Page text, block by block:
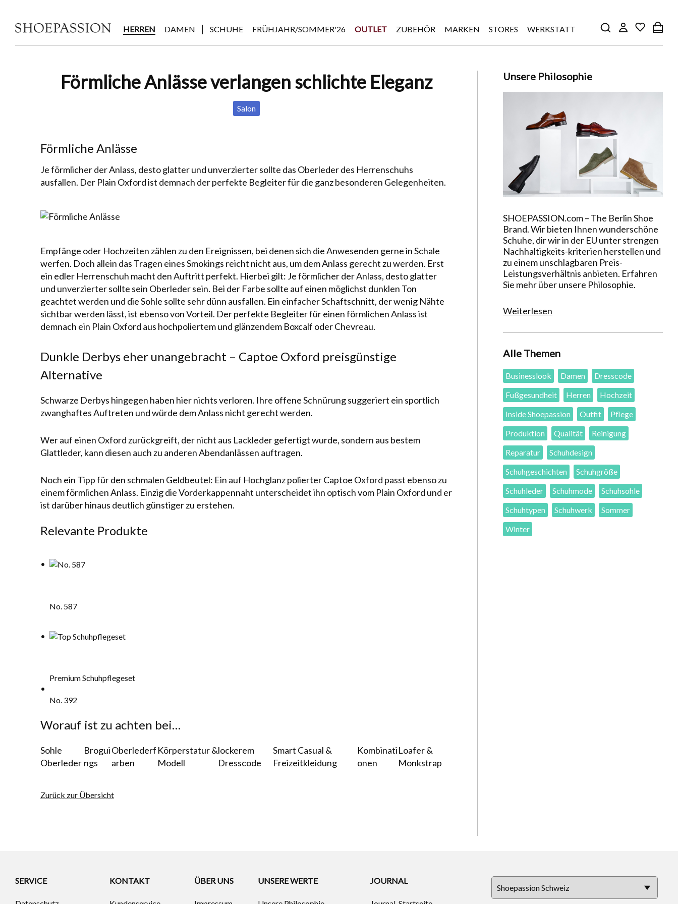
HERREN DAMEN SCHUHE FRÜHJAHR/SOMMER'26 OUTLET ZUBEHÖR MARKEN STORES WERKSTATT
navigationFörmliche Anlässe verlangen schlichte Eleganz
Salon
Förmliche Anlässe
Je förmlicher der Anlass, desto glatter und unverzierter sollte das Oberleder des Herrenschuhs
ausfallen. Der Plain Oxford ist demnach der perfekte Begleiter für die ganz besonderen Gelegenheiten.
Empfänge oder Hochzeiten zählen zu den Ereignissen, bei denen sich die Anwesenden gerne in Schale
werfen. Doch allein das Tragen eines Smokings reicht nicht aus, um dem Anlass gerecht zu werden. Erst
ein edler Herrenschuh macht den Auftritt perfekt. Hierbei gilt: Je förmlicher der Anlass, desto glatter
und unverzierter sollte sein Oberleder sein. Bei der Farbe sollte auf einen möglichst dunklen Ton
geachtet werden und die Sohle sollte sehr dünn ausfallen. Ein einfacher Schaftschnitt, der wenig Nähte
sichtbar werden lässt, ist ebenso von Vorteil. Der perfekte Begleiter für einen förmlichen Anlass ist
demnach ein Plain Oxford aus hochpoliertem und glänzendem Boxcalf oderChevreau.
Dunkle Derbys eher unangebracht – Captoe Oxford preisgünstige
Alternative
Schwarze Derbys hingegen haben hier nichts verloren. Ihre offene Schnürung suggeriert ein sportlich
zwanghaftes Auftreten und würde dem Anlass nicht gerecht werden.
Wer auf einen Oxford zurückgreift, der nicht aus Lackleder gefertigt wurde, sondern aus bestem
Glattleder, kann diesen auch zu anderen Abendanlässen auftragen.
Noch ein Tipp für den schmalen Geldbeutel: Ein auf Hochglanz polierter Captoe Oxford passt ebenso zu
einem förmlichen Anlass. Einzig die Vorderkappennaht unterscheidet ihn optisch vom Plain Oxford und er
ist darüber hinaus deutlich günstiger zu erstehen.
Relevante Produkte
No. 587
Premium Schuhpflegeset
No. 392
Worauf ist zu achten bei…
Sohle
Oberleder
Brogui
ngs
Oberlederf
arben
Körperstatur &
Modell
lockerem
Dresscode
Smart Casual &
Freizeitkleidung
Kombinati
onen
Loafer &
Monkstrap
Zurück zur Übersicht
Unsere Philosophie
SHOEPASSION.com – The Berlin Shoe
Brand. Wir bieten Ihnen wunderschöne
Schuhe, dir wir in der EU unter strengen
Nachhaltigkeits-kriterien herstellen und
zu einem unschlagbaren Preis-
Leistungsverhältnis anbieten. Erfahren
Sie mehr über unsere Philosophie.
Weiterlesen
Alle Themen
Businesslook Damen
Dresscode
Fußgesundheit
Herren
Hochzeit
Inside Shoepassion
Outfit
Pflege
Produktion
Qualität
Reinigung
Reparatur
Schuhdesign
Schuhgeschichten
Schuhgröße
Schuhleder
Schuhmode
Schuhsohle
Schuhtypen
Schuhwerk
Sommer
Winter
SERVICE KONTAKT ÜBER UNS UNSERE WERTE JOURNAL